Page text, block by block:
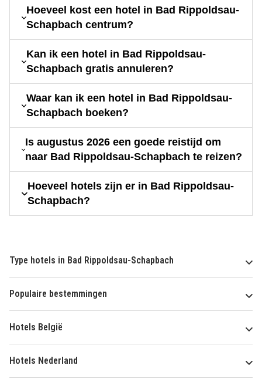
Hoeveel kost een hotel in Bad Rippoldsau-
Schapbach centrum?
Kan ik een hotel in Bad Rippoldsau-
Schapbach gratis annuleren?
Waar kan ik een hotel in Bad Rippoldsau-
Schapbach boeken?
Is augustus 2026 een goede reistijd om
naar Bad Rippoldsau-Schapbach te reizen?
Hoeveel hotels zijn er in Bad Rippoldsau-
Schapbach?
Type hotels in Bad Rippoldsau-Schapbach
Populaire bestemmingen
Hotels België
Hotels Nederland